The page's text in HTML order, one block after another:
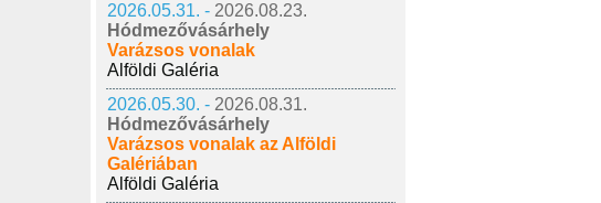
2026.05.31. - 2026.08.23.
Hódmezővásárhely
Varázsos vonalak
Alföldi Galéria
2026.05.30. - 2026.08.31.
Hódmezővásárhely
Varázsos vonalak az Alföldi
Galériában
Alföldi Galéria